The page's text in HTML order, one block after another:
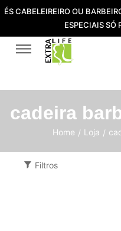
ÉS CABELEIREIRO OU
ESPECIAIS SÓ
cadeira
Home / Loja /
Filtros